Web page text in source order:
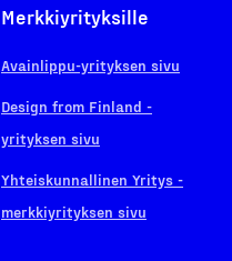
Merkkiyrityksille
Avainlippu-yrityksen sivu
Design from Finland -
yrityksen sivu
Yhteiskunnallinen Yritys -
merkkiyrityksen sivu